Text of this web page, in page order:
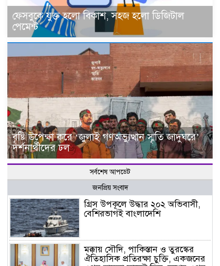
ফেসবুকে যুক্ত হলো বিকাশ, সহজ হলো ডিজিটাল
পেমেন্ট
বৃষ্টি উপেক্ষা করে ‘জুলাই গণঅভ্যুত্থান স্মৃতি জাদুঘরে’
দর্শনার্থীদের ঢল
সর্বশেষ আপডেট
জনপ্রিয় সংবাদ
গ্রিস উপকূলে উদ্ধার ২০২ অভিবাসী,
বেশিরভাগই বাংলাদেশি
মক্কায় সৌদি, পাকিস্তান ও তুরস্কের
ঐতিহাসিক প্রতিরক্ষা চুক্তি, একজনের